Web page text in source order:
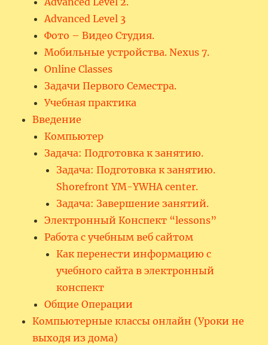
Advanced Level 3
Фото – Видео Студия.
Мобильные устройства. Nexus 7.
Online Classes
Задачи Первого Семестра.
Учебная практика
Введение
Компьютер
Задача: Подготовка к занятию.
Задача: Подготовка к занятию.
Shorefront YM-YWHA center.
Задача: Завершение занятий.
Электронный Конспект “lessons”
Работа с учебным веб сайтом
Как перенести информацию с
учебного сайта в электронный
конспект
Общие Операции
Компьютерные классы онлайн (Уроки не
выходя из дома)